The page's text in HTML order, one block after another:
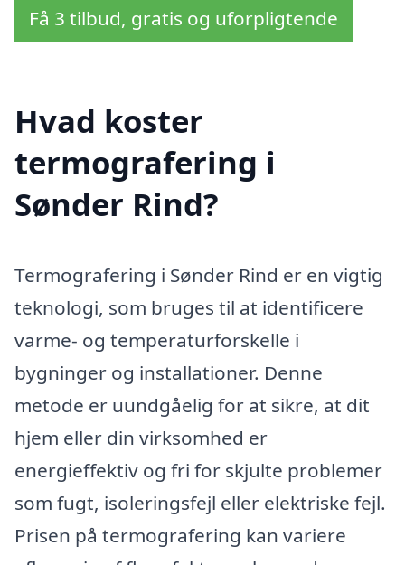
Få 3 tilbud, gratis og uforpligtende
Hvad koster
termografering i
Sønder Rind?
Termografering i Sønder Rind er en vigtig
teknologi, som bruges til at identificere
varme- og temperaturforskelle i
bygninger og installationer. Denne
metode er uundgåelig for at sikre, at dit
hjem eller din virksomhed er
energieffektiv og fri for skjulte problemer
som fugt, isoleringsfejl eller elektriske fejl.
Prisen på termografering kan variere